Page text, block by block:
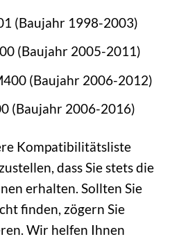
(Baujahr 1998-2003)
(Baujahr 2005-2011)
(Baujahr 2006-2012)
(Baujahr 2006-2016)
Kompatibilitätsliste
dass Sie stets die
erhalten. Sollten Sie
finden, zögern Sie
Wir helfen Ihnen